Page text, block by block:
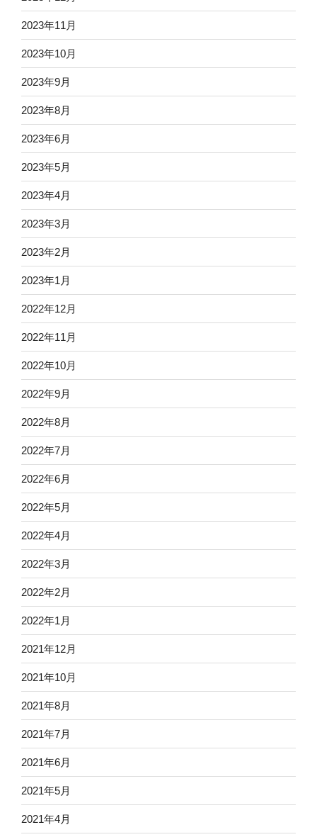
2023年11月
2023年10月
2023年9月
2023年8月
2023年6月
2023年5月
2023年4月
2023年3月
2023年2月
2023年1月
2022年12月
2022年11月
2022年10月
2022年9月
2022年8月
2022年7月
2022年6月
2022年5月
2022年4月
2022年3月
2022年2月
2022年1月
2021年12月
2021年10月
2021年8月
2021年7月
2021年6月
2021年5月
2021年4月